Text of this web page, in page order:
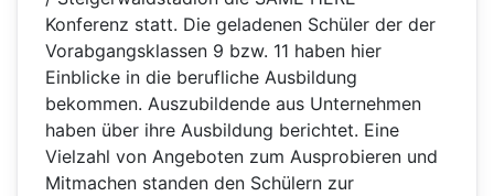
Konferenz statt. Die geladenen Schüler der der
Vorabgangsklassen 9 bzw. 11 haben hier
Einblicke in die berufliche Ausbildung
bekommen. Auszubildende aus Unternehmen
haben über ihre Ausbildung berichtet. Eine
Vielzahl von Angeboten zum Ausprobieren und
Mitmachen standen den Schülern zur